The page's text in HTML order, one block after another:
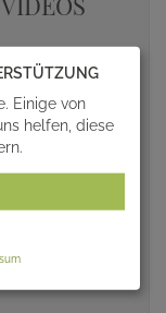
Einige von
helfen, diese